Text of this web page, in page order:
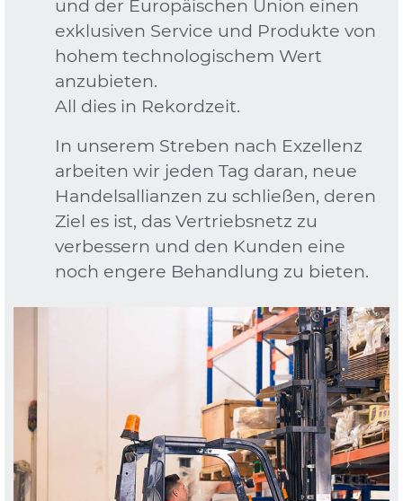
und der Europäischen Union einen
exklusiven Service und Produkte von
hohem technologischem Wert
anzubieten.
All dies in Rekordzeit.
In unserem Streben nach Exzellenz
arbeiten wir jeden Tag daran, neue
Handelsallianzen zu schließen, deren
Ziel es ist, das Vertriebsnetz zu
verbessern und den Kunden eine
noch engere Behandlung zu bieten.